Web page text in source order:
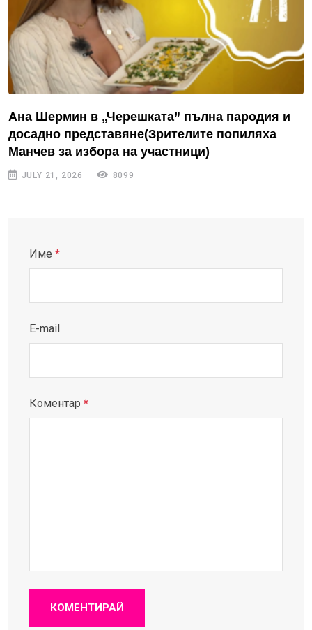
Ана Шермин в „Черешката” пълна пародия и
досадно представяне(Зрителите попиляха
Манчев за избора на участници)
JULY 21, 2026 8099
Име *
E-mail
Коментар *
КОМЕНТИРАЙ